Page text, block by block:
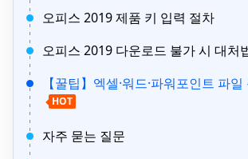
오피스 2019 제품 키 입력 절차
오피스 2019 다운로드 불가 시 대처
【꿀팁】엑셀·워드·파워포인트 파
HOT
자주 묻는 질문